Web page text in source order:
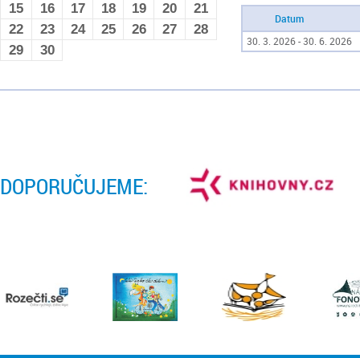
Datum
30. 3. 2026 - 30. 6. 2026
15
16 17 18 19 20
21
22
23 24 25 26 27
28
29
30
DOPORUČUJEME: